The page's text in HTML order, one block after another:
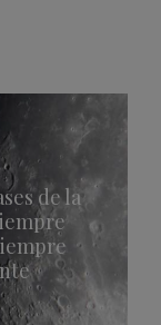
de la